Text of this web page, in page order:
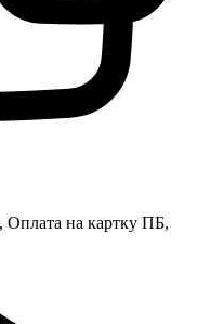
Оплата на картку ПБ,